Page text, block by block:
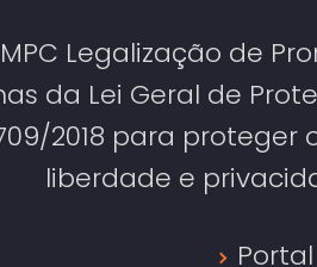
Legalização de
da Lei Geral de
2018 para
liberdade e